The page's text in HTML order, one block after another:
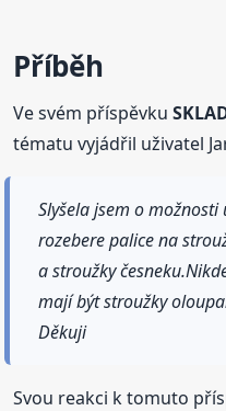
Příběh
Ve svém příspěvku
tématu vyjádřil uživatel
Slyšela jsem o
rozebere palice na
a stroužky
mají být stroužky
Děkuji
Svou reakci k tomuto